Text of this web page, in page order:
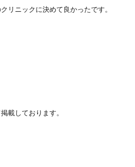
リニックに決めて良かったです。
載しております。